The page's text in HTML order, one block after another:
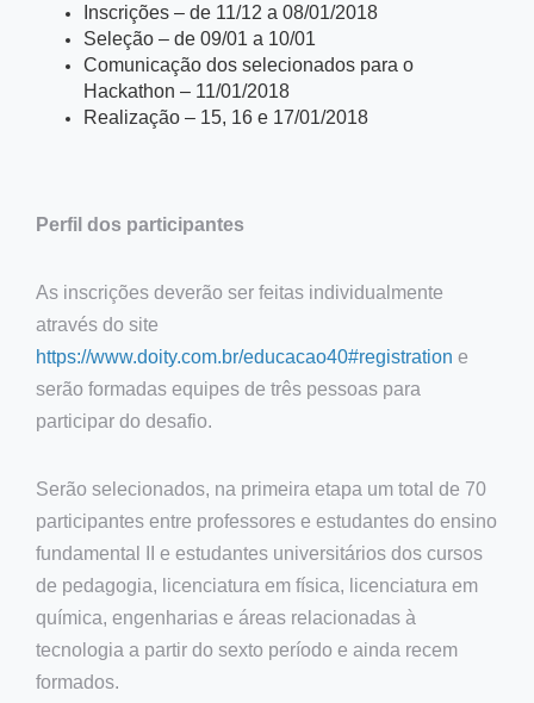
Inscrições – de 11/12 a 08/01/2018
Seleção – de 09/01 a 10/01
Comunicação dos selecionados para o
Hackathon – 11/01/2018
Realização – 15, 16 e 17/01/2018
Perfil dos participantes
As inscrições deverão ser feitas individualmente
através do site
https://www.doity.com.br/educacao40#registration e
serão formadas equipes de três pessoas para
participar do desafio.
Serão selecionados, na primeira etapa um total de 70
participantes entre professores e estudantes do ensino
fundamental II e estudantes universitários dos cursos
de pedagogia, licenciatura em física, licenciatura em
química, engenharias e áreas relacionadas à
tecnologia a partir do sexto período e ainda recem
formados.